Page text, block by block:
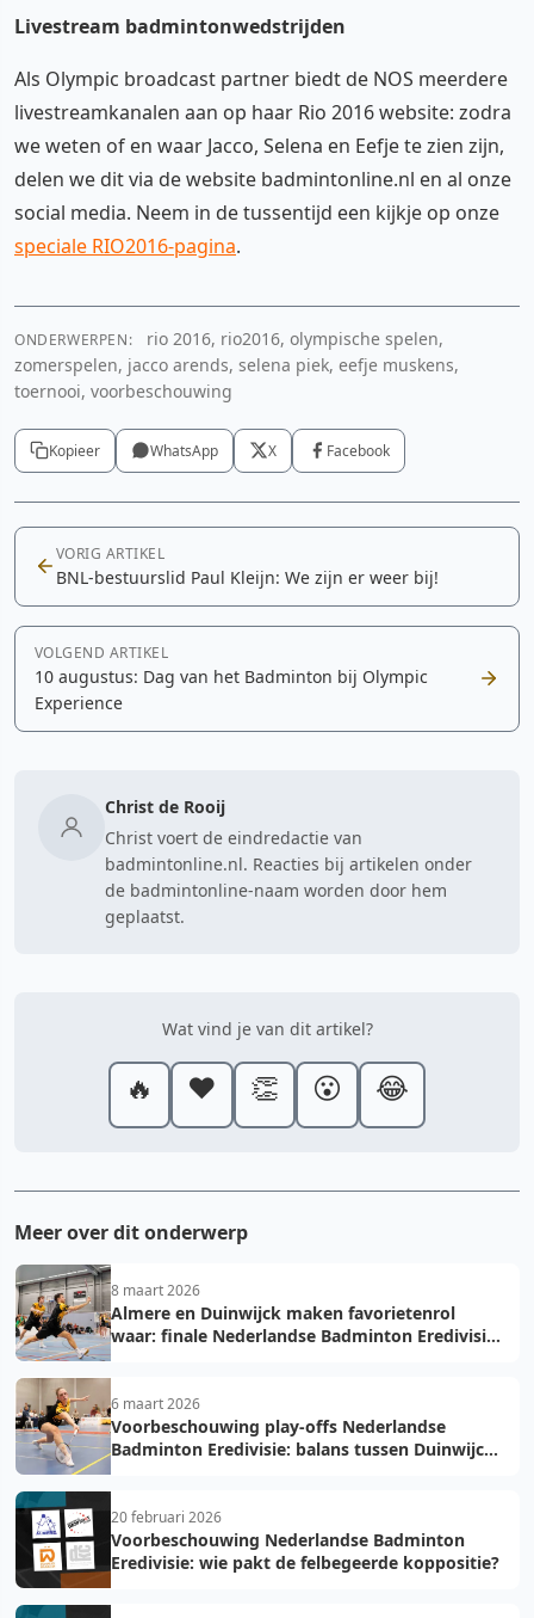
Livestream badmintonwedstrijden
Als Olympic broadcast partner biedt de NOS meerdere
livestreamkanalen aan op haar Rio 2016 website: zodra
we weten of en waar Jacco, Selena en Eefje te zien zijn,
delen we dit via de website badmintonline.nl en al onze
social media. Neem in de tussentijd een kijkje op onze
speciale RIO2016-pagina.
ONDERWERPEN:
rio 2016, rio2016, olympische spelen,
zomerspelen, jacco arends, selena piek, eefje muskens,
toernooi, voorbeschouwing
Kopieer WhatsApp X Facebook
VORIG ARTIKEL
BNL-bestuurslid Paul Kleijn: We zijn er weer bij!
VOLGEND ARTIKEL
10 augustus: Dag van het Badminton bij Olympic
Experience
Christ de Rooij
Christ voert de eindredactie van
badmintonline.nl. Reacties bij artikelen onder
de badmintonline-naam worden door hem
geplaatst.
Wat vind je van dit artikel?
🔥 ❤️ 👏 😮 😂
Meer over dit onderwerp
8 maart 2026
Almere en Duinwijck maken favorietenrol
waar: finale Nederlandse Badminton Eredivisie
6 maart 2026
Voorbeschouwing play-offs Nederlandse
Badminton Eredivisie: balans tussen Duinwijck
20 februari 2026
Voorbeschouwing Nederlandse Badminton
Eredivisie: wie pakt de felbegeerde koppositie?